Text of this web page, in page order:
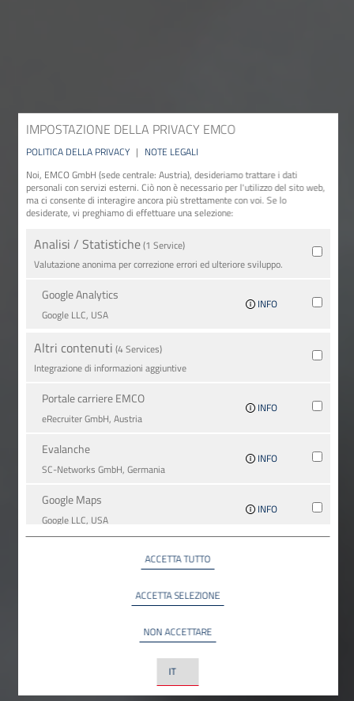
IMPOSTAZIONE DELLA PRIVACY EMCO
POLITICA DELLA PRIVACY | NOTE LEGALI
Noi, EMCO GmbH (sede centrale: Austria), desideriamo trattare i dati
personali con servizi esterni. Ciò non è necessario per l'utilizzo del sito web,
ma ci consente di interagire ancora più strettamente con voi. Se lo
desiderate, vi preghiamo di effettuare una selezione:
Analisi / Statistiche(1 Service)
Valutazione anonima per correzione errori ed ulteriore sviluppo.
Google Analytics
Google LLC, USA
INFO
Altri contenuti (4 Services)
Integrazione di informazioni aggiuntive
Portale carriere EMCO
eRecruiter GmbH, Austria
INFO
Evalanche
SC-Networks GmbH, Germania
INFO
Google Maps
Google LLC, USA
INFO
ACCETTA TUTTO
ACCETTA SELEZIONE
NON ACCETTARE